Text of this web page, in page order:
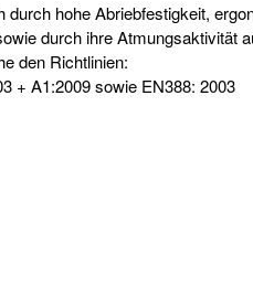
hohe Abriebfestigkeit,
durch ihre Atmungsaktivität
den Richtlinien:
+ A1:2009 sowie EN388: 2003